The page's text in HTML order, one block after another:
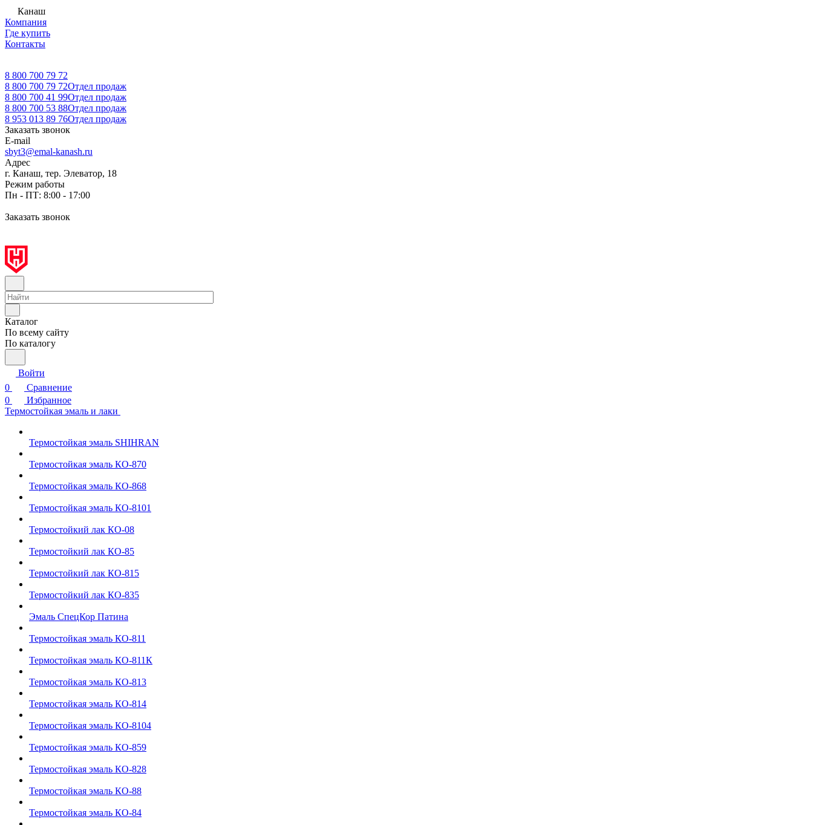
Канаш
Компания
Где купить
Контакты
8 800 700 79 72
8 800 700 79 72Отдел продаж
8 800 700 41 99Отдел продаж
8 800 700 53 88Отдел продаж
8 953 013 89 76Отдел продаж
Заказать звонок
E-mail
sbyt3@emal-kanash.ru
Адрес
г. Канаш, тер. Элеватор, 18
Режим работы
Пн - ПТ: 8:00 - 17:00
Заказать звонок
Каталог
По всему сайту
По каталогу
Войти
0
Сравнение
0
Избранное
Термостойкая эмаль и лаки
Термостойкая эмаль SHIHRAN
Термостойкая эмаль КО-870
Термостойкая эмаль КО-868
Термостойкая эмаль КО-8101
Термостойкий лак КО-08
Термостойкий лак КО-85
Термостойкий лак КО-815
Термостойкий лак КО-835
Эмаль СпецКор Патина
Термостойкая эмаль КО-811
Термостойкая эмаль КО-811К
Термостойкая эмаль КО-813
Термостойкая эмаль КО-814
Термостойкая эмаль КО-8104
Термостойкая эмаль КО-859
Термостойкая эмаль КО-828
Термостойкая эмаль КО-88
Термостойкая эмаль КО-84